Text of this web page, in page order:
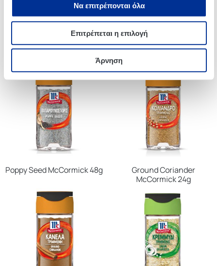
Να επιτρέπονται όλα
Επιτρέπεται η επιλογή
Άρνηση
Ginger Ground McCormick
26g
Ground Turmeric
McCormick 37g
Poppy Seed McCormick 48g
Ground Coriander
McCormick 24g